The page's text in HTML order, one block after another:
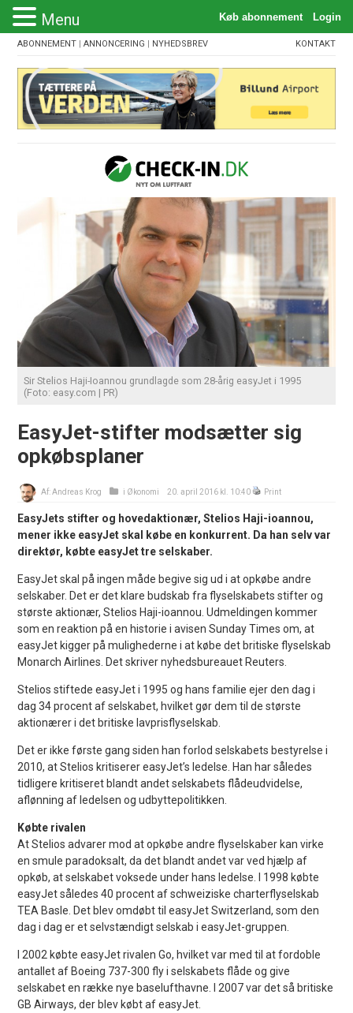
ABONNEMENT |ANNONCERING | NYHEDSBREV KONTAKT
Sir Stelios Haji-Ioannou grundlagde som 28-årig easyJet i 1995
(Foto: easy.com | PR)
EasyJet-stifter modsætter sig
opkøbsplaner
Af:Andreas Krog i Økonomi 20. april 2016 kl. 10:40 Print
EasyJets stifter og hovedaktionær, Stelios Haji-ioannou,
mener ikke easyJet skal købe en konkurrent. Da han selv var
direktør, købte easyJet tre selskaber.
EasyJet skal på ingen måde begive sig ud i at opkøbe andre
selskaber. Det er det klare budskab fra flyselskabets stifter og
største aktionær, Stelios Haji-ioannou. Udmeldingen kommer
som en reaktion på en historie i avisen Sunday Times om, at
easyJet kigger på mulighederne i at købe det britiske flyselskab
Monarch Airlines. Det skriver nyhedsbureauet Reuters.
Stelios stiftede easyJet i 1995 og hans familie ejer den dag i
dag 34 procent af selskabet, hvilket gør dem til de største
aktionærer i det britiske lavprisflyselskab.
Det er ikke første gang siden han forlod selskabets bestyrelse i
2010, at Stelios kritiserer easyJet’s ledelse. Han har således
tidligere kritiseret blandt andet selskabets flådeudvidelse,
aflønning af ledelsen og udbyttepolitikken.
Købte rivalen
At Stelios advarer mod at opkøbe andre flyselskaber kan virke
en smule paradoksalt, da det blandt andet var ved hjælp af
opkøb, at selskabet voksede under hans ledelse. I 1998 købte
easyJet således 40 procent af schweiziske charterflyselskab
TEA Basle. Det blev omdøbt til easyJet Switzerland, som den
dag i dag er et selvstændigt selskab i easyJet-gruppen.
I 2002 købte easyJet rivalen Go, hvilket var med til at fordoble
antallet af Boeing 737-300 fly i selskabets flåde og give
selskabet en række nye baselufthavne. I 2007 var det så britiske
GB Airways, der blev købt af easyJet.
Menu